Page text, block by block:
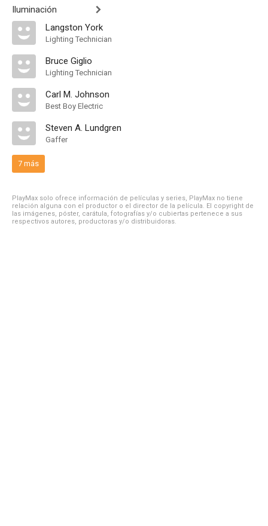
Iluminación
Langston York
Lighting Technician
Bruce Giglio
Lighting Technician
Carl M. Johnson
Best Boy Electric
Steven A. Lundgren
Gaffer
7 más
PlayMax solo ofrece información de películas y series, PlayMax no tiene
relación alguna con el productor o el director de la película. El copyright de
las imágenes, póster, carátula, fotografías y/o cubiertas pertenece a sus
respectivos autores, productoras y/o distribuidoras.